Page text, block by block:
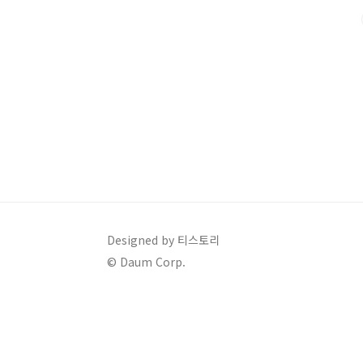
기 상황 예시:실직, 휴·폐업중한 질병이나 부상가족의
Designed by 티스토리
© Daum Corp.